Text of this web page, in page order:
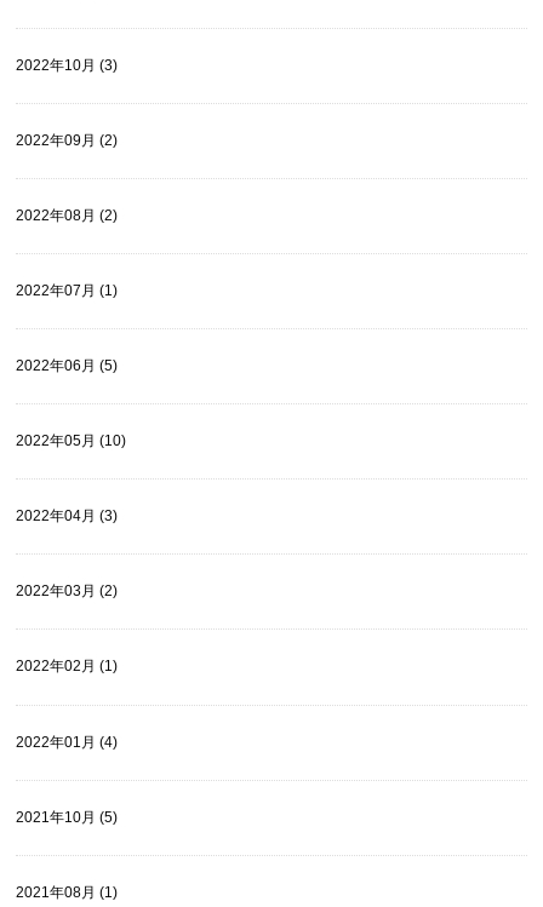
2022年10月 (3)
2022年09月 (2)
2022年08月 (2)
2022年07月 (1)
2022年06月 (5)
2022年05月 (10)
2022年04月 (3)
2022年03月 (2)
2022年02月 (1)
2022年01月 (4)
2021年10月 (5)
2021年08月 (1)